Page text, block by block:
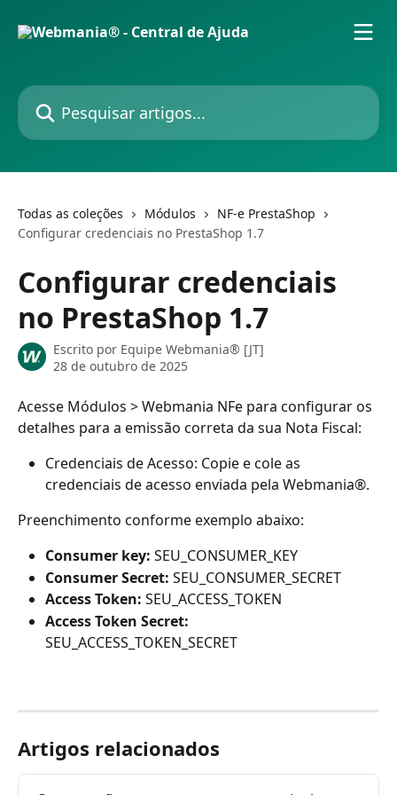
Pesquisar artigos...
Todas as coleções Módulos
NF-e PrestaShop
Configurar credenciais no PrestaShop 1.7
Configurar credenciais
no PrestaShop 1.7
Escrito por Equipe Webmania® [JT]
28 de outubro de 2025
Acesse Módulos > Webmania NFe para configurar os
detalhes para a emissão correta da sua Nota Fiscal:
Credenciais de Acesso: Copie e cole as
credenciais de acesso enviada pela Webmania®.
Preenchimento conforme exemplo abaixo:
Consumer key: SEU_CONSUMER_KEY
Consumer Secret: SEU_CONSUMER_SECRET
Access Token: SEU_ACCESS_TOKEN
Access Token Secret:
SEU_ACCESS_TOKEN_SECRET
Artigos relacionados